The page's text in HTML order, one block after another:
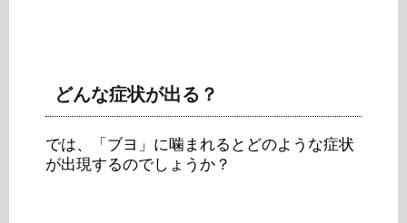
どんな症状が出る？
では、「ブヨ」に噛まれるとどのような症状
が出現するのでしょうか？